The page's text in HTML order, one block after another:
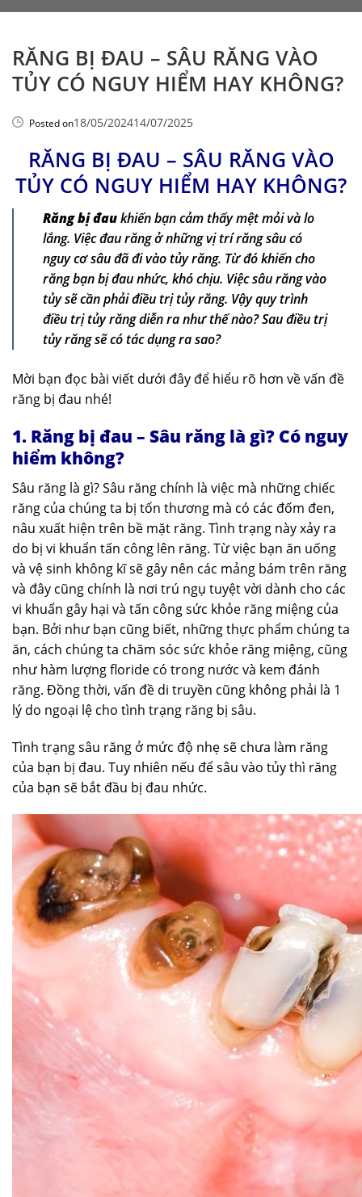
RĂNG BỊ ĐAU – SÂU RĂNG VÀO
TỦY CÓ NGUY HIỂM HAY KHÔNG?
Posted on18/05/202414/07/2025
RĂNG BỊ ĐAU – SÂU RĂNG VÀO
TỦY CÓ NGUY HIỂM HAY KHÔNG?
Răng bị đaukhiến bạn cảm thấy mệt mỏi và lo
lắng. Việc đau răng ở những vị trí răng sâu có
nguy cơ sâu đã đi vào tủy răng. Từ đó khiến cho
răng bạn bị đau nhức, khó chịu. Việc sâu răng vào
tủy sẽ cần phải điều trị tủy răng. Vậy quy trình
điều trị tủy răng diễn ra như thế nào? Sau điều trị
tủy răng sẽ có tác dụng ra sao?
Mời bạn đọc bài viết dưới đây để hiểu rõ hơn về vấn đề
răng bị đau nhé!
1. Răng bị đau – Sâu răng là gì? Có nguy
hiểm không?
Sâu răng là gì? Sâu răng chính là việc mà những chiếc
răng của chúng ta bị tổn thương mà có các đốm đen,
nâu xuất hiện trên bề mặt răng. Tình trạng này xảy ra
do bị vi khuẩn tấn công lên răng. Từ việc bạn ăn uống
và vệ sinh không kĩ sẽ gây nên các mảng bám trên răng
và đây cũng chính là nơi trú ngụ tuyệt vời dành cho các
vi khuẩn gây hại và tấn công sức khỏe răng miệng của
bạn. Bởi như bạn cũng biết, những thực phẩm chúng ta
ăn, cách chúng ta chăm sóc sức khỏe răng miệng, cũng
như hàm lượng floride có trong nước và kem đánh
răng. Đồng thời, vấn đề di truyền cũng không phải là 1
lý do ngoại lệ cho tình trạng răng bị sâu.
Tình trạng sâu răng ở mức độ nhẹ sẽ chưa làm răng
của bạn bị đau. Tuy nhiên nếu để sâu vào tủy thì răng
của bạn sẽ bắt đầu bị đau nhức.